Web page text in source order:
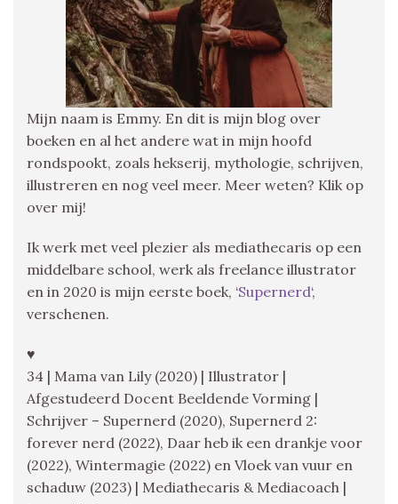
Mijn naam is Emmy. En dit is mijn blog over
boeken en al het andere wat in mijn hoofd
rondspookt, zoals hekserij, mythologie, schrijven,
illustreren en nog veel meer. Meer weten? Klik op
over mij!
Ik werk met veel plezier als mediathecaris op een
middelbare school, werk als freelance illustrator
en in 2020 is mijn eerste boek, ‘Supernerd‘,
verschenen.
♥
34 | Mama van Lily (2020) | Illustrator |
Afgestudeerd Docent Beeldende Vorming |
Schrijver – Supernerd (2020), Supernerd 2:
forever nerd (2022), Daar heb ik een drankje voor
(2022), Wintermagie (2022) en Vloek van vuur en
schaduw (2023) | Mediathecaris & Mediacoach |